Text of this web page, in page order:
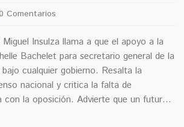
Comentarios
Insulza llama a que el apoyo a la
Bachelet para secretario general de la
cualquier gobierno. Resalta la
nacional y critica la falta de
con la oposición. Advierte que un futuro
retirar la postulación y destaca la